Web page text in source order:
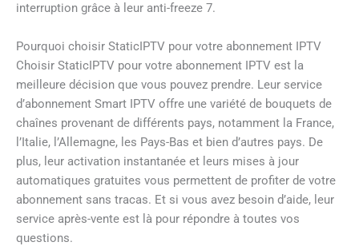
interruption grâce à leur anti-freeze 7.
Pourquoi choisir StaticIPTV pour votre abonnement IPTV
Choisir StaticIPTV pour votre abonnement IPTV est la
meilleure décision que vous pouvez prendre. Leur service
d’abonnement Smart IPTV offre une variété de bouquets de
chaînes provenant de différents pays, notamment la France,
l’Italie, l’Allemagne, les Pays-Bas et bien d’autres pays. De
plus, leur activation instantanée et leurs mises à jour
automatiques gratuites vous permettent de profiter de votre
abonnement sans tracas. Et si vous avez besoin d’aide, leur
service après-vente est là pour répondre à toutes vos
questions.